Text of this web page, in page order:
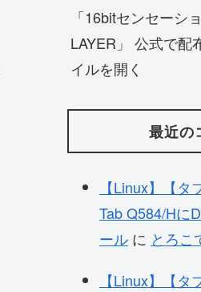
「16bitセンセーシ
LAYER」 公式で配
イルを開く
最近の
【Linux】【
Tab Q584/Hに
ール に とろこ
【Linux】【